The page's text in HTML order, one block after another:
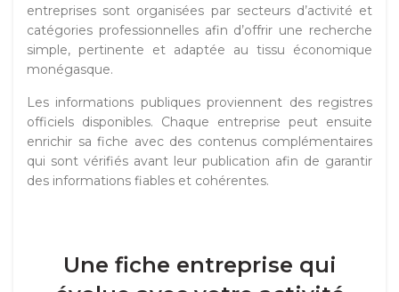
entreprises sont organisées par secteurs d’activité et
catégories professionnelles afin d’offrir une recherche
simple, pertinente et adaptée au tissu économique
monégasque.
Les informations publiques proviennent des registres
officiels disponibles. Chaque entreprise peut ensuite
enrichir sa fiche avec des contenus complémentaires
qui sont vérifiés avant leur publication afin de garantir
des informations fiables et cohérentes.
Une fiche entreprise qui